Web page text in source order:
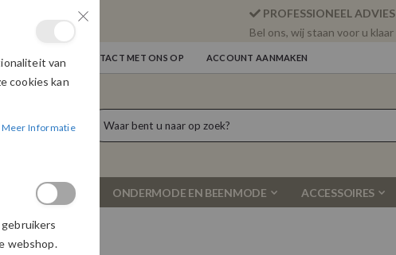
PROFESSIONEEL ADVIES
Bel ons, wij staan voor u klaar
NEEM CONTACT MET ONS OP ACCOUNT AANMAKEN
Cart
ONDERMODE EN BEENMODE ACCESSOIRES
van
cookies kan
Meer Informatie
webshop.